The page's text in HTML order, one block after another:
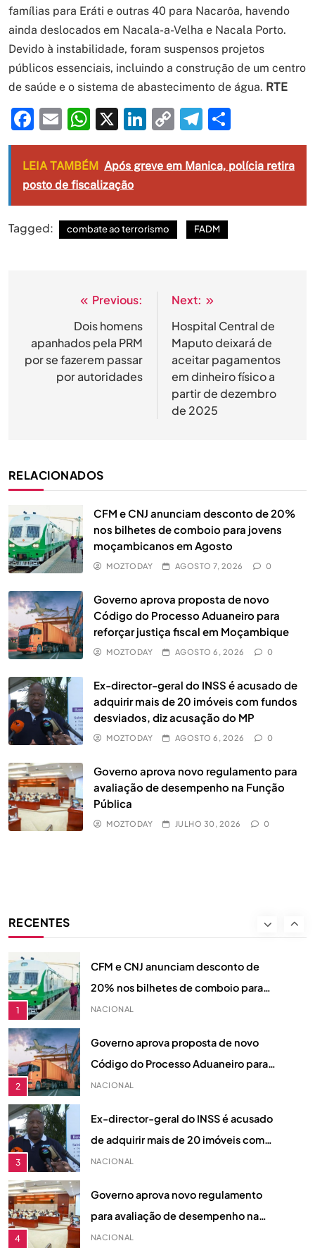
famílias para Eráti e outras 40 para Nacarôa, havendo
ainda deslocados em Nacala-a-Velha e Nacala Porto.
Devido à instabilidade, foram suspensos projetos
públicos essenciais, incluindo a construção de um centro
de saúde e o sistema de abastecimento de água. RTE
Facebook
EmailWhatsApp
X LinkedIn
Copy
Link
Telegram
LEIA TAMBÉM Após greve em Manica, polícia retira
posto de fiscalização
Tagged: combate ao terrorismo FADM
Navegação
artigos
Previous:
Dois homens
apanhados pela PRM
por se fazerem passar
por autoridades
Next:
Hospital Central de
Maputo deixará de
aceitar pagamentos
em dinheiro físico a
partir de dezembro
de 2025
RELACIONADOS
CFM e CNJ anunciam desconto de 20%
nos bilhetes de comboio para jovens
moçambicanos em Agosto
MOZTODAY AGOSTO 7, 2026 0
Governo aprova proposta de novo
Código do Processo Aduaneiro para
reforçar justiça fiscal em Moçambique
MOZTODAY AGOSTO 6, 2026 0
Ex-director-geral do INSS é acusado de
adquirir mais de 20 imóveis com fundos
desviados, diz acusação do MP
MOZTODAY AGOSTO 6, 2026 0
Governo aprova novo regulamento para
avaliação de desempenho na Função
Pública
MOZTODAY JULHO 30, 2026 0
RECENTES
5
Vencedores Anunciados e Fundo de
Prémios de 510 Dólares
DESPORTO
6
Matola: Revitalizar indústrias antigas é
UNCATEGORIZED
8
1
CFM e CNJ anunciam desconto de
20% nos bilhetes de comboio para
jovens moçambicanos em Agosto
NACIONAL
2
Governo aprova proposta de novo
Código do Processo Aduaneiro para
reforçar justiça fiscal em Moçambique
NACIONAL
3
Ex-director-geral do INSS é acusado
de adquirir mais de 20 imóveis com
fundos desviados, diz acusação do MP
NACIONAL
4
Governo aprova novo regulamento
para avaliação de desempenho na
Função Pública
NACIONAL